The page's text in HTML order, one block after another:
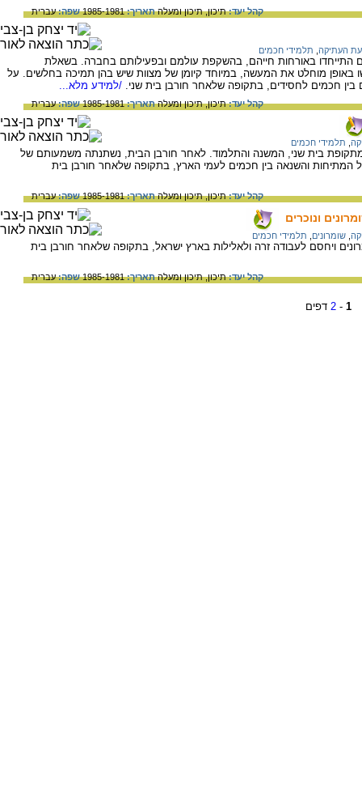
קהל יעד:תיכון,תיכון ומעלהתאריך:1985-1981 שפה:עברית
העתיקה תלמידי חכמים
התייחדו באורחות חייהם, בהשקפת עולמם ובפעילותם בחברה. בשאלת
באופן מוחלט את המעשה, במיוחד קיומן של מצוות שיש בהן תמיכה בחלשים. על
חכמים לחסידים, בתקופה שלאחר חורבן בית שני. /למידע מלא...
קהל יעד:תיכון,תיכון ומעלהתאריך:1985-1981 שפה:עברית
תלמידי חכמים
בית שני, המשנה והתלמוד. לאחר חורבן הבית, נשתנתה משמעותם של
המתיחות והשנאה בין חכמים לעמי הארץ, בתקופה שלאחר חורבן בית
קהל יעד:תיכון,תיכון ומעלהתאריך:1985-1981 שפה:עברית
ונוכרים
שומרונים תלמידי חכמים
ויחסם לעבודה זרה ולאלילות בארץ ישראל, בתקופה שלאחר חורבן בית
קהל יעד:תיכון,תיכון ומעלהתאריך:1985-1981 שפה:עברית
1
-
2 דפים